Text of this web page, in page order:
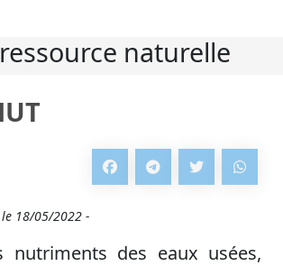
ressource naturelle
18/05/2022 -
nutriments des eaux usées,